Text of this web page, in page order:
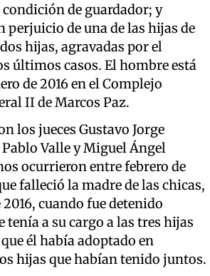
de guardador; y
perjuicio de una de las hijas de
hijas, agravadas por el
últimos casos. El hombre está
de 2016 en el Complejo
II de Marcos Paz.
los jueces Gustavo Jorge
Valle y Miguel Ángel
ocurrieron entre febrero de
falleció la madre de las chicas,
2016, cuando fue detenido
a su cargo a las tres hijas
él había adoptado en
hijas que habían tenido juntos.